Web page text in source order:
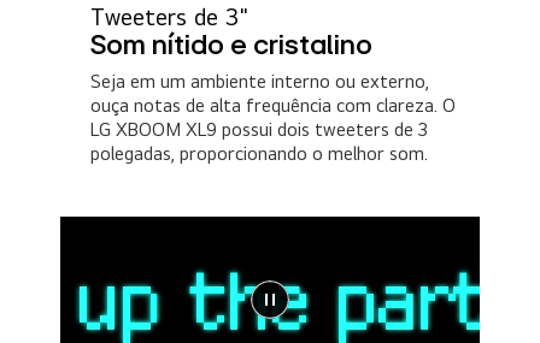
Tweeters de 3"
Som nítido e cristalino
Seja em um ambiente interno ou externo,
ouça notas de alta frequência com clareza. O
LG XBOOM XL9 possui dois tweeters de 3
polegadas, proporcionando o melhor som.